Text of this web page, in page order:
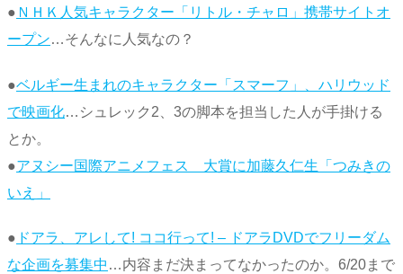
● ＮＨＫ人気キャラクター「リトル・チャロ」携帯サイトオ
ープン…そんなに人気なの？
●ベルギー生まれのキャラクター「スマーフ」、ハリウッド
で映画化…シュレック2、3の脚本を担当した人が手掛ける
とか。
●アヌシー国際アニメフェス 大賞に加藤久仁生「つみきの
いえ」
● ドアラ、アレして! ココ行って! – ドアラDVDでフリーダム
な企画を募集中 …内容まだ決まってなかったのか。6/20まで